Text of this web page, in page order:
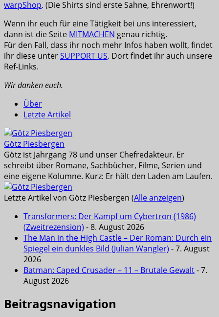
warpShop. (Die Shirts sind erste Sahne, Ehrenwort!)
Wenn ihr euch für eine Tätigkeit bei uns interessiert,
dann ist die Seite MITMACHEN genau richtig.
Für den Fall, dass ihr noch mehr Infos haben wollt, findet
ihr diese unterSUPPORT US. Dort findet ihr auch unsere
Ref-Links.
Wir danken euch.
Über
Letzte Artikel
Götz Piesbergen
Götz ist Jahrgang 78 und unser Chefredakteur. Er
schreibt über Romane, Sachbücher, Filme, Serien und
eine eigene Kolumne. Kurz: Er hält den Laden am Laufen.
Letzte Artikel von Götz Piesbergen (Alle anzeigen)
Transformers: Der Kampf um Cybertron (1986)
(Zweitrezension) - 8. August 2026
The Man in the High Castle – Der Roman: Durch ein
Spiegel ein dunkles Bild (Julian Wangler) - 7. August
2026
Batman: Caped Crusader – 11 – Brutale Gewalt- 7.
August 2026
Beitragsnavigation